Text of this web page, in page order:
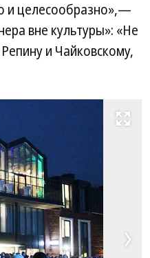
и целесообразно»,—
вне культуры»: «Не
и Чайковскому,
Развернуть на весь экран